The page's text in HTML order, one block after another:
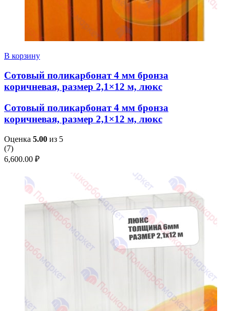
В корзину
Сотовый поликарбонат 4 мм бронза
коричневая, размер 2,1×12 м, люкс
Сотовый поликарбонат 4 мм бронза
коричневая, размер 2,1×12 м, люкс
Оценка 5.00 из 5
(7)
6,600.00 ₽